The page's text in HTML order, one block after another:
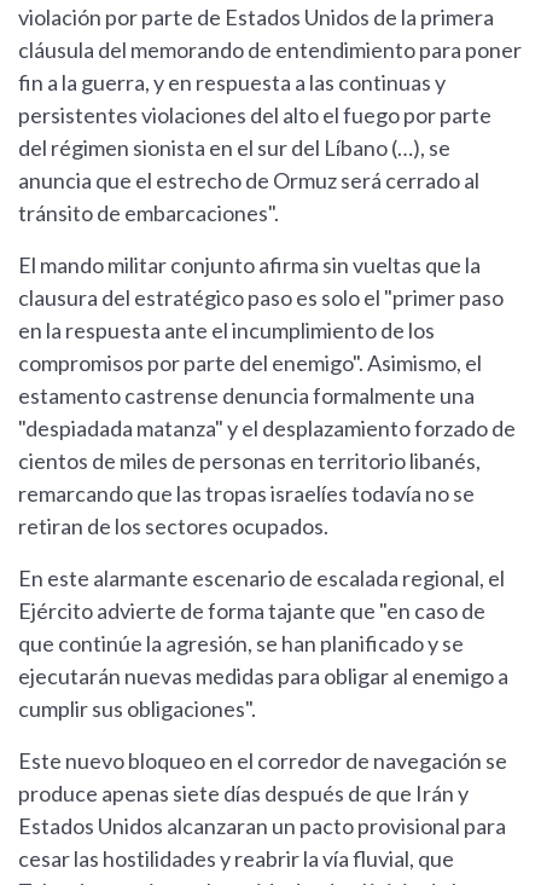
violación por parte de Estados Unidos de la primera
cláusula del memorando de entendimiento para poner
fin a la guerra, y en respuesta a las continuas y
persistentes violaciones del alto el fuego por parte
del régimen sionista en el sur del Líbano (…), se
anuncia que el estrecho de Ormuz será cerrado al
tránsito de embarcaciones".
El mando militar conjunto afirma sin vueltas que la
clausura del estratégico paso es solo el "primer paso
en la respuesta ante el incumplimiento de los
compromisos por parte del enemigo". Asimismo, el
estamento castrense denuncia formalmente una
"despiadada matanza" y el desplazamiento forzado de
cientos de miles de personas en territorio libanés,
remarcando que las tropas israelíes todavía no se
retiran de los sectores ocupados.
En este alarmante escenario de escalada regional, el
Ejército advierte de forma tajante que "en caso de
que continúe la agresión, se han planificado y se
ejecutarán nuevas medidas para obligar al enemigo a
cumplir sus obligaciones".
Este nuevo bloqueo en el corredor de navegación se
produce apenas siete días después de que Irán y
Estados Unidos alcanzaran un pacto provisional para
cesar las hostilidades y reabrir la vía fluvial, que